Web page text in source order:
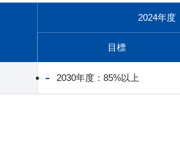
2024年度
目標
2030年度：85%以上